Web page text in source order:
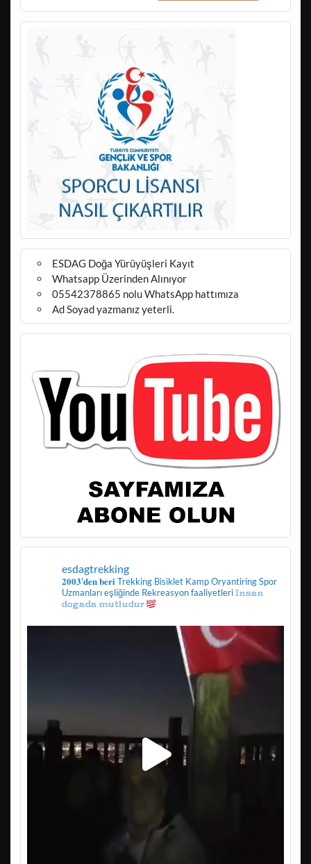
ESDAG Doğa Yürüyüşleri Kayıt
Whatsapp Üzerinden Alınıyor
05542378865 nolu WhatsApp hattımıza
Ad Soyad yazmanız yeterli.
esdagtrekking
𝟐𝟎𝟎𝟑'𝐝𝐞𝐧 𝐛𝐞𝐫𝐢TrekkingBisikletKampOryantiringSpor
Uzmanları eşliğinde Rekreasyon faaliyetleri𝕀𝕟𝕤𝕒𝕟
𝕕𝕠𝕘𝕒𝕕𝕒 𝕞𝕦𝕥𝕝𝕦𝕕𝕦𝕣